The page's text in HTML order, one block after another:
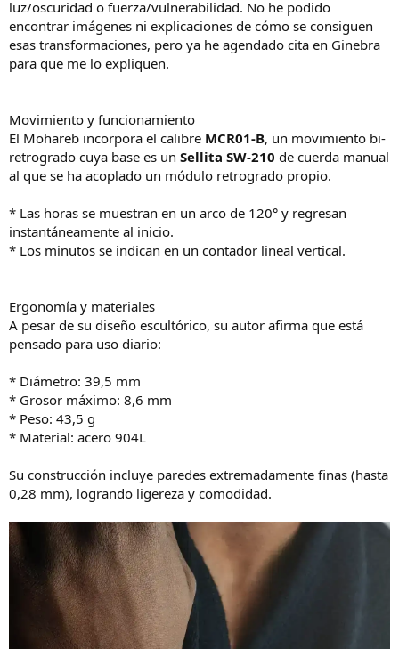
luz/oscuridad o fuerza/vulnerabilidad. No he podido
encontrar imágenes ni explicaciones de cómo se consiguen
esas transformaciones, pero ya he agendado cita en Ginebra
para que me lo expliquen.
Movimiento y funcionamiento
El Mohareb incorpora el calibre MCR01-B, un movimiento bi-
retrogrado cuya base es un Sellita SW-210 de cuerda manual
al que se ha acoplado un módulo retrogrado propio.
* Las horas se muestran en un arco de 120° y regresan
instantáneamente al inicio.
* Los minutos se indican en un contador lineal vertical.
Ergonomía y materiales
A pesar de su diseño escultórico, su autor afirma que está
pensado para uso diario:
* Diámetro: 39,5 mm
* Grosor máximo: 8,6 mm
* Peso: 43,5 g
* Material: acero 904L
Su construcción incluye paredes extremadamente finas (hasta
0,28 mm), logrando ligereza y comodidad.